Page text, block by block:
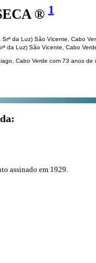
®1
da Luz) São Vicente, Cabo
da Luz) São Vicente, Cabo
Cabo Verde com 73 anos de
assinado em 1929.